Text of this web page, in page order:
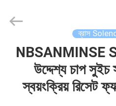
বাড়ি
Export
Reserved.
ব্রাস
NBSANMINSE
উদ্দেশ্য চাপ সুইচ
স্বয়ংক্রিয় রিসেট